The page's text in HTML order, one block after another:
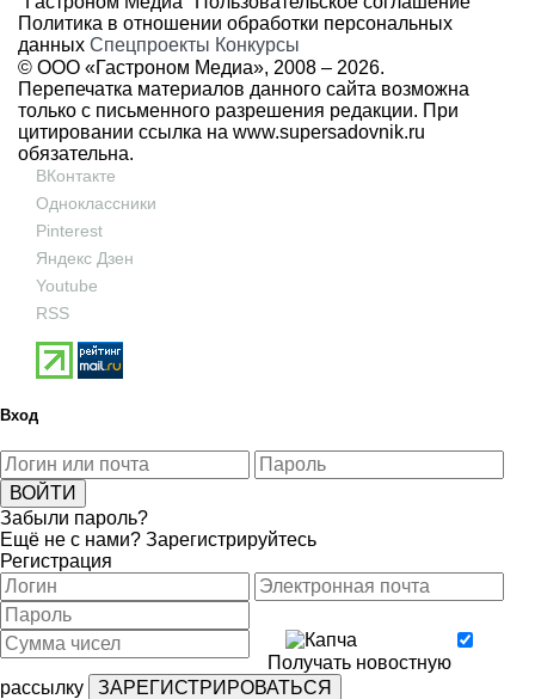
Политика в отношении обработки персональных
данных Спецпроекты Конкурсы
© ООО «Гастроном Медиа», 2008 – 2026.
Перепечатка материалов данного сайта возможна
только с письменного разрешения редакции. При
цитировании ссылка на www.supersadovnik.ru
обязательна.
ВКонтакте
Одноклассники
Pinterest
Яндекс Дзен
Youtube
RSS
Вход
Забыли пароль?
Ещё не с нами? Зарегистрируйтесь
Регистрация
Получать новостную
рассылку